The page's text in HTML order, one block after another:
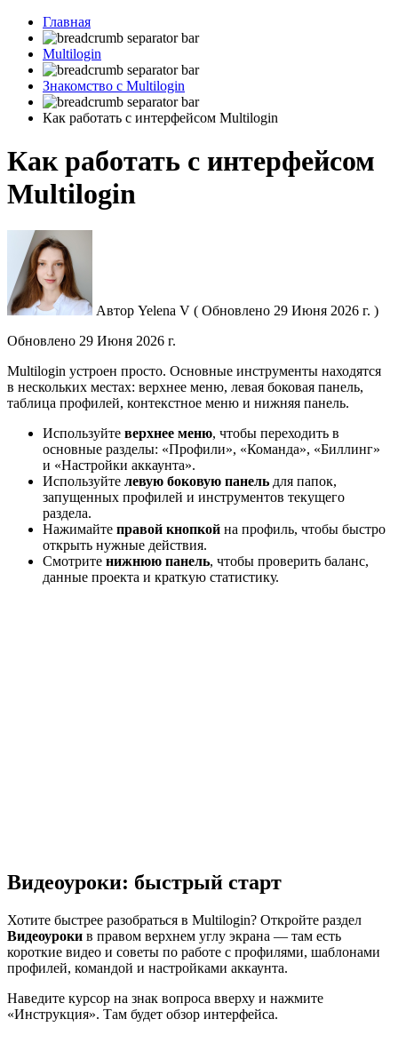
Главная
Multilogin
Знакомство с Multilogin
Как работать с интерфейсом Multilogin
Как работать с интерфейсом
Multilogin
Автор Yelena V ( Обновлено 29 Июня 2026 г. )
Обновлено 29 Июня 2026 г.
Multilogin устроен просто. Основные инструменты находятся
в нескольких местах: верхнее меню, левая боковая панель,
таблица профилей, контекстное меню и нижняя панель.
Используйте верхнее меню, чтобы переходить в
основные разделы: «Профили», «Команда», «Биллинг»
и «Настройки аккаунта».
Используйте левую боковую панель для папок,
запущенных профилей и инструментов текущего
раздела.
Нажимайте правой кнопкой на профиль, чтобы быстро
открыть нужные действия.
Смотрите нижнюю панель, чтобы проверить баланс,
данные проекта и краткую статистику.
Видеоуроки: быстрый старт
Хотите быстрее разобраться в Multilogin? Откройте раздел
Видеоуроки в правом верхнем углу экрана — там есть
короткие видео и советы по работе с профилями, шаблонами
профилей, командой и настройками аккаунта.
Наведите курсор на знак вопроса вверху и нажмите
«Инструкция». Там будет обзор интерфейса.